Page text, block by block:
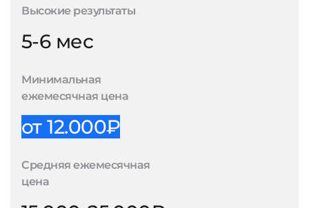
Высокие результаты
5-6 мес
Минимальная
ежемесячная цена
от 12.000₽
Средняя ежемесячная
цена